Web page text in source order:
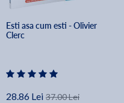
Esti asa cum esti - Olivier
Clerc
28.86 Lei 37.00 Lei